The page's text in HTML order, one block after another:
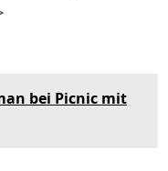
bei Picnic mit